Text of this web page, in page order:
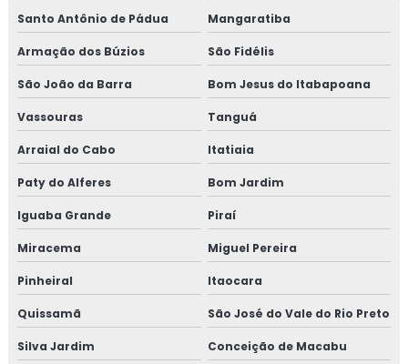
Isolamento lã de rocha valor
Isolamento para tanques de água
Isolamento para térmico para tubulação de ar
condicionado
Isolamento para tubulação de ar condicionado
Isolamento piso câmara fria valor
Isolamento poliuretano
Isolamento poliuretano expandido
Isolamento poliuretano projetado
Santo Antônio de Pádua Mangaratiba
Armação dos Búzios São Fidélis
São João da Barra Bom Jesus do Itabapoana
Vassouras Tanguá
Arraial do Cabo Itatiaia
Paty do Alferes Bom Jardim
Iguaba Grande Piraí
Miracema Miguel Pereira
Pinheiral Itaocara
Quissamã São José do Vale do Rio Preto
Silva Jardim Conceição de Macabu